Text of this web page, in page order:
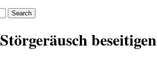
Störgeräusch beseitigen